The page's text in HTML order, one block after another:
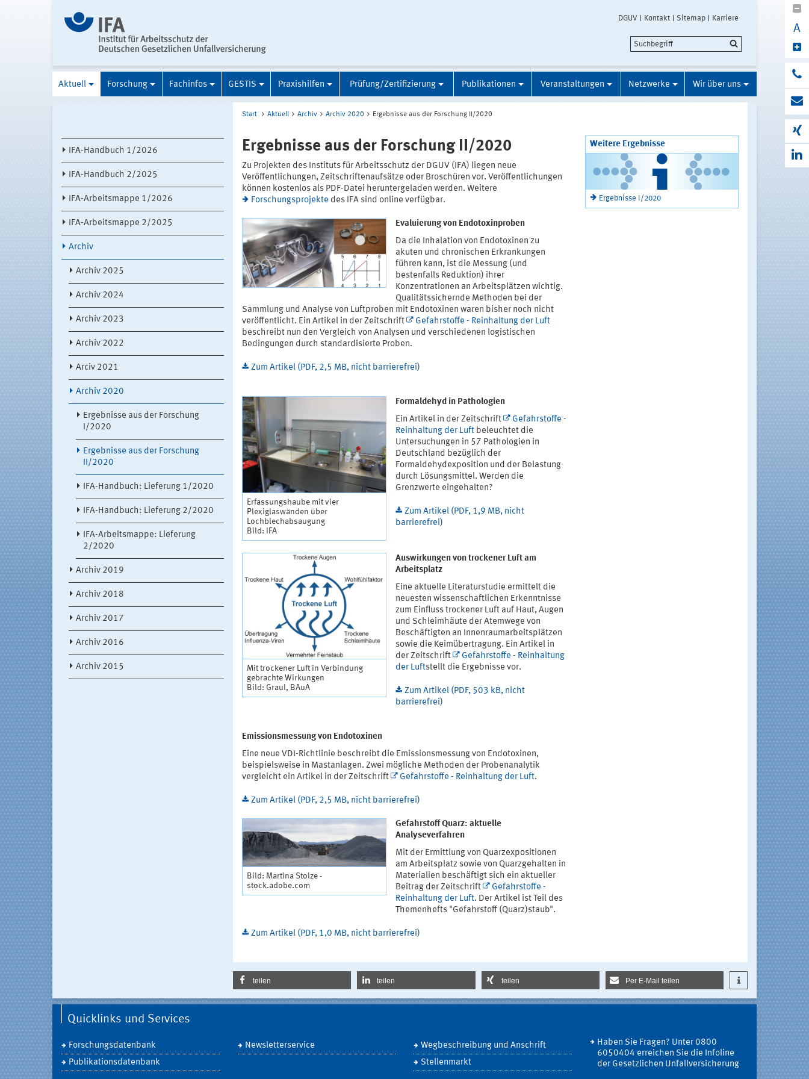
DGUV Kontakt Sitemap Karriere
A
Aktuell Forschung Fachinfos GESTIS Praxishilfen Prüfung/Zertifizierung Publikationen Veranstaltungen Netzwerke Wir über uns
IFA-Handbuch 1/2026
IFA-Handbuch 2/2025
IFA-Arbeitsmappe 1/2026
IFA-Arbeitsmappe 2/2025
Archiv
Archiv 2025
Archiv 2024
Archiv 2023
Archiv 2022
Arciv 2021
Archiv 2020
Ergebnisse aus der Forschung
I/2020
Ergebnisse aus der Forschung
II/2020
IFA-Handbuch: Lieferung 1/2020
IFA-Handbuch: Lieferung 2/2020
IFA-Arbeitsmappe: Lieferung
2/2020
Archiv 2019
Archiv 2018
Archiv 2017
Archiv 2016
Archiv 2015
Start Aktuell Archiv Archiv 2020 Ergebnisse aus der Forschung II/2020
Ergebnisse aus der Forschung II/2020
Zu Projekten des Instituts für Arbeitsschutz der DGUV (IFA) liegen neue
Veröffentlichungen, Zeitschriftenaufsätze oder Broschüren vor. Veröffentlichungen
können kostenlos als PDF-Datei heruntergeladen werden. Weitere
Forschungsprojekte des IFA sind online verfügbar.
Evaluierung von Endotoxinproben
Da die Inhalation von Endotoxinen zu
akuten und chronischen Erkrankungen
führen kann, ist die Messung (und
bestenfalls Reduktion) ihrer
Konzentrationen an Arbeitsplätzen wichtig.
Qualitätssichernde Methoden bei der
Sammlung und Analyse von Luftproben mit Endotoxinen waren bisher noch nicht
veröffentlicht. Ein Artikel in der Zeitschrift
Gefahrstoffe - Reinhaltung der Luft
beschreibt nun den Vergleich von Analysen und verschiedenen logistischen
Bedingungen durch standardisierte Proben.
Zum Artikel (PDF, 2,5 MB, nicht barrierefrei)
Erfassungshaube mit vier
Plexiglaswänden über
Lochblechabsaugung
Bild: IFA
Formaldehyd in Pathologien
Ein Artikel in der Zeitschrift
Gefahrstoffe -
Reinhaltung der Luftbeleuchtet die
Untersuchungen in 57 Pathologien in
Deutschland bezüglich der
Formaldehydexposition und der Belastung
durch Lösungsmittel. Werden die
Grenzwerte eingehalten?
Zum Artikel (PDF, 1,9 MB, nicht
barrierefrei)
Mit trockener Luft in Verbindung
gebrachte Wirkungen
Bild: Graul, BAuA
Auswirkungen von trockener Luft am
Arbeitsplatz
Eine aktuelle Literaturstudie ermittelt die
neuesten wissenschaftlichen Erkenntnisse
zum Einfluss trockener Luft auf Haut, Augen
und Schleimhäute der Atemwege von
Beschäftigten an Innenraumarbeitsplätzen
sowie die Keimübertragung. Ein Artikel in
der Zeitschrift
Gefahrstoffe - Reinhaltung
der Luftstellt die Ergebnisse vor.
Zum Artikel (PDF, 503 kB, nicht
barrierefrei)
Emissionsmessung von Endotoxinen
Eine neue VDI-Richtlinie beschreibt die Emissionsmessung von Endotoxinen,
beispielsweise in Mastanlagen. Zwei mögliche Methoden der Probenanalytik
vergleicht ein Artikel in der Zeitschrift
Gefahrstoffe - Reinhaltung der Luft.
Zum Artikel (PDF, 2,5 MB, nicht barrierefrei)
Bild: Martina Stolze -
stock.adobe.com
Gefahrstoff Quarz: aktuelle
Analyseverfahren
Mit der Ermittlung von Quarzexpositionen
am Arbeitsplatz sowie von Quarzgehalten in
Materialien beschäftigt sich ein aktueller
Beitrag der Zeitschrift
Gefahrstoffe -
Reinhaltung der Luft. Der Artikel ist Teil des
Themenhefts "Gefahrstoff (Quarz)staub".
Zum Artikel (PDF, 1,0 MB, nicht barrierefrei)
Weitere Ergebnisse
Ergebnisse I/2020
teilen teilen teilen Per E-Mail teilen
Quicklinks und Services
Forschungsdatenbank
Publikationsdatenbank
Newsletterservice
Wegbeschreibung und Anschrift
Stellenmarkt
Haben Sie Fragen? Unter 0800
6050404 erreichen Sie die Infoline
der Gesetzlichen Unfallversicherung